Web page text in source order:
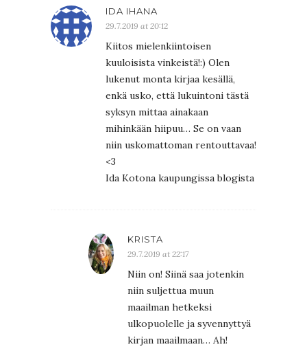
IDA IHANA
29.7.2019 at 20:12
Kiitos mielenkiintoisen
kuuloisista vinkeistä!:) Olen
lukenut monta kirjaa kesällä,
enkä usko, että lukuintoni tästä
syksyn mittaa ainakaan
mihinkään hiipuu… Se on vaan
niin uskomattoman rentouttavaa!
<3
Ida Kotona kaupungissa blogista
KRISTA
29.7.2019 at 22:17
Niin on! Siinä saa jotenkin
niin suljettua muun
maailman hetkeksi
ulkopuolelle ja syvennyttyä
kirjan maailmaan… Ah!